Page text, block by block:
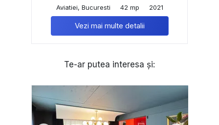
Aviatiei, Bucuresti
42 mp 2021
Vezi mai multe detalii
Te-ar putea interesa și: